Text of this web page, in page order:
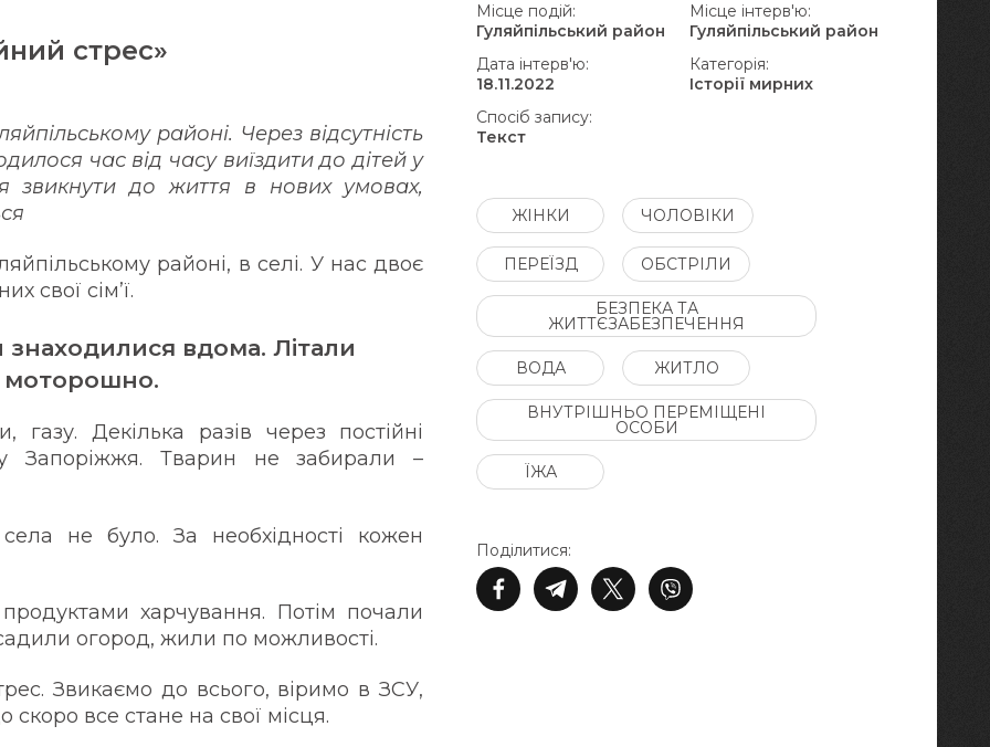
стрес»
районі. Через відсутність
час від часу виїздити до дітей у
звикнути до життя в нових умовах,
районі, в селі. У нас двоє
свої сім’ї.
вдома. Літали
моторошно.
Декілька разів через постійні
Запоріжжя. Тварин не забирали –
не було. За необхідності кожен
харчування. Потім почали
огород, жили по можливості.
Звикаємо до всього, віримо в ЗСУ,
все стане на свої місця.
Поділитися:
Місце подій:
Гуляйпільський район
Місце інтерв'ю:
Гуляйпільський район
Дата інтерв'ю:
18.11.2022
Категорія:
Історії мирних
Спосіб запису:
Текст
ЖІНКИ ЧОЛОВІКИ
ПЕРЕЇЗД ОБСТРІЛИ
БЕЗПЕКА ТА
ЖИТТЄЗАБЕЗПЕЧЕННЯ
ВОДА ЖИТЛО
ВНУТРІШНЬО ПЕРЕМІЩЕНІ
ОСОБИ
ЇЖА